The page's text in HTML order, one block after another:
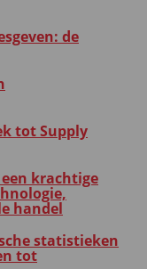
de
tot Supply
krachtige
handel
statistieken
tot